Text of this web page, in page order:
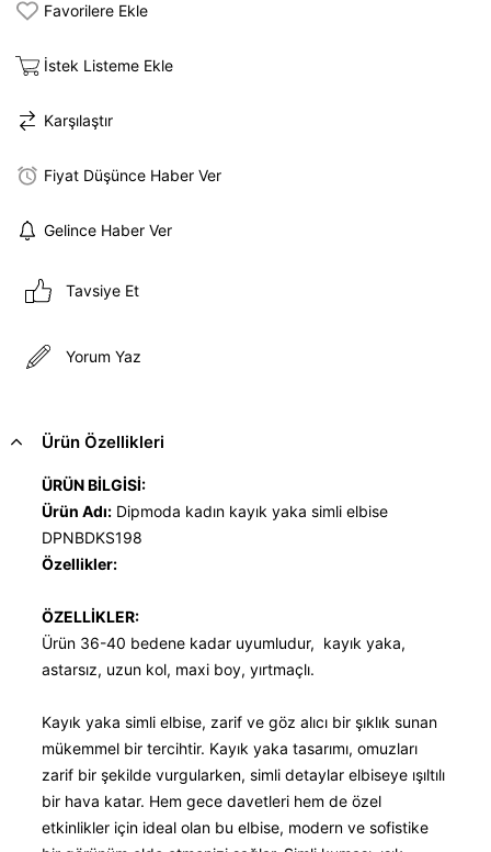
Favorilere Ekle
İstek Listeme Ekle
Karşılaştır
Fiyat Düşünce Haber Ver
Gelince Haber Ver
Tavsiye Et
Yorum Yaz
Ürün Özellikleri
ÜRÜN BİLGİSİ:
Ürün Adı: Dipmoda kadın kayık yaka simli elbise
DPNBDKS198
Özellikler:
ÖZELLİKLER:
Ürün 36-40 bedene kadar uyumludur, kayık yaka,
astarsız, uzun kol, maxi boy, yırtmaçlı.
Kayık yaka simli elbise, zarif ve göz alıcı bir şıklık sunan
mükemmel bir tercihtir. Kayık yaka tasarımı, omuzları
zarif bir şekilde vurgularken, simli detaylar elbiseye ışıltılı
bir hava katar. Hem gece davetleri hem de özel
etkinlikler için ideal olan bu elbise, modern ve sofistike